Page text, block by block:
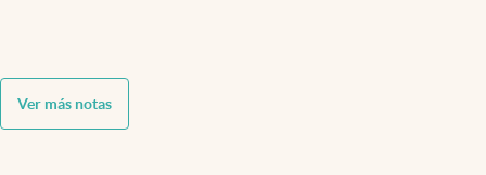
Ver más notas